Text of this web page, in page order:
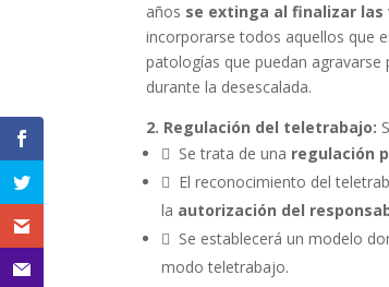
años se extinga al finalizar las
incorporarse todos aquellos que
patologías que puedan
durante la desescalada.
2. Regulación del teletrabajo:
 Se trata de una regulación
 El reconocimiento del
la autorización del
 Se establecerá un modelo
modo teletrabajo.